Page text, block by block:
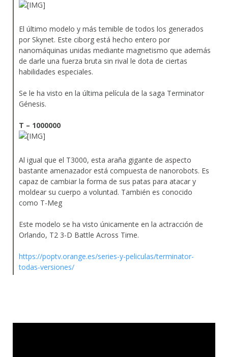
El último modelo y más temible de todos los generados
por Skynet. Este ciborg está hecho entero por
nanomáquinas unidas mediante magnetismo que además
de darle una fuerza bruta sin rival le dota de ciertas
habilidades especiales.
Se le ha visto en la última película de la saga Terminator
Génesis.
T – 1000000
Al igual que el T3000, esta araña gigante de aspecto
bastante amenazador está compuesta de nanorobots. Es
capaz de cambiar la forma de sus patas para atacar y
moldear su cuerpo a voluntad. También es conocido
como T-Meg
Este modelo se ha visto únicamente en la actracción de
Orlando, T2 3-D Battle Across Time.
https://poptv.orange.es/series-y-peliculas/terminator-
todas-versiones/